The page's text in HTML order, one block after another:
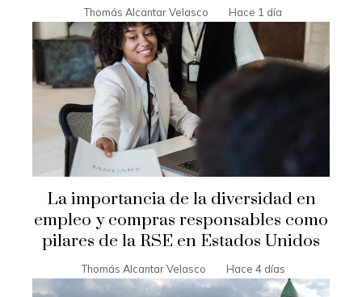
Thomás Alcantar Velasco Hace 1 día
La importancia de la diversidad en
empleo y compras responsables como
pilares de la RSE en Estados Unidos
Thomás Alcantar Velasco Hace 4 días